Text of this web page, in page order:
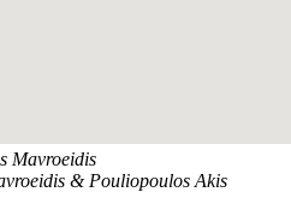
Mavroeidis
& Pouliopoulos Akis